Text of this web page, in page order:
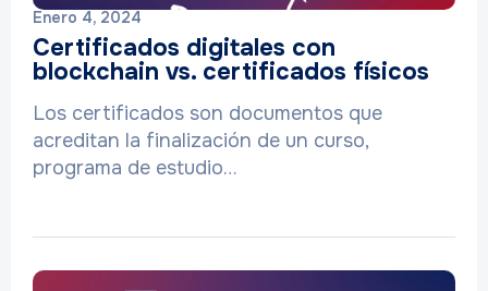
Enero 4, 2024
Certificados digitales con
blockchain vs. certificados físicos
Los certificados son documentos que
acreditan la finalización de un curso,
programa de estudio…